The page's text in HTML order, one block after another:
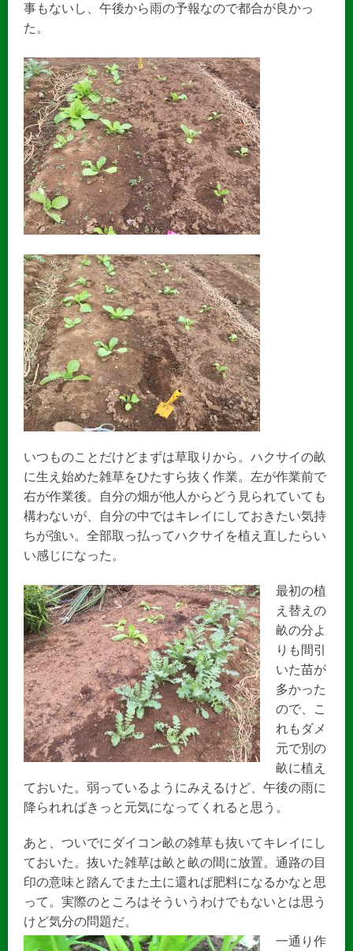
事もないし、午後から雨の予報なので都合が良かっ
た。
いつものことだけどまずは草取りから。ハクサイの畝
に生え始めた雑草をひたすら抜く作業。左が作業前で
右が作業後。自分の畑が他人からどう見られていても
構わないが、自分の中ではキレイにしておきたい気持
ちが強い。全部取っ払ってハクサイを植え直したらい
い感じになった。
最初の植
え替えの
畝の分よ
りも間引
いた苗が
多かった
ので、こ
れもダメ
元で別の
畝に植え
ておいた。弱っているようにみえるけど、午後の雨に
降られればきっと元気になってくれると思う。
あと、ついでにダイコン畝の雑草も抜いてキレイにし
ておいた。抜いた雑草は畝と畝の間に放置。通路の目
印の意味と踏んでまた土に還れば肥料になるかなと思
って。実際のところはそういうわけでもないとは思う
けど気分の問題だ。
一通り作